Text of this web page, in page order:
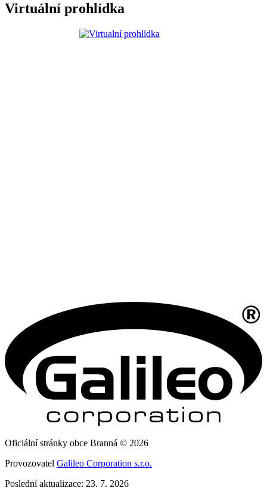
Virtuální prohlídka
Oficiální stránky obce Branná © 2026
Provozovatel Galileo Corporation s.r.o.
Poslední aktualizace: 23. 7. 2026